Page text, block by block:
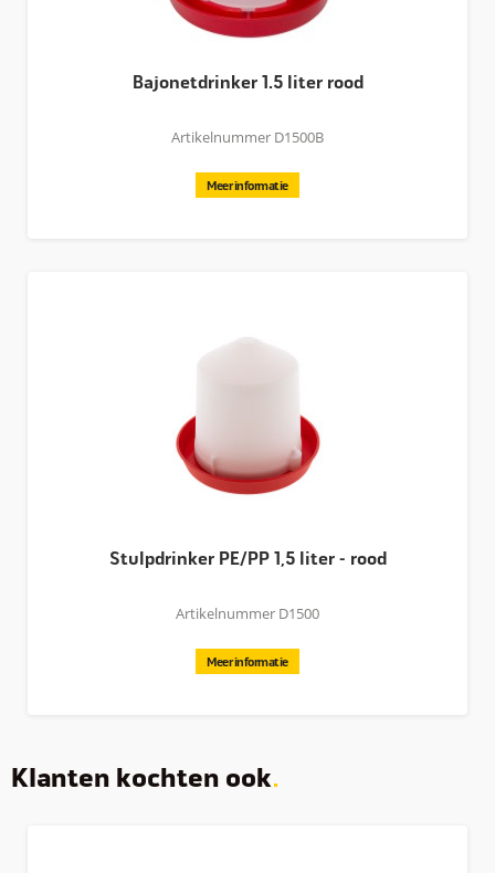
Bajonetdrinker 1.5 liter rood
Artikelnummer D1500B
Meer informatie
Stulpdrinker PE/PP 1,5 liter - rood
Artikelnummer D1500
Meer informatie
Klanten kochten ook